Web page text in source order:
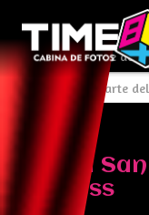
Introduzca parte del
Fiesta
Express